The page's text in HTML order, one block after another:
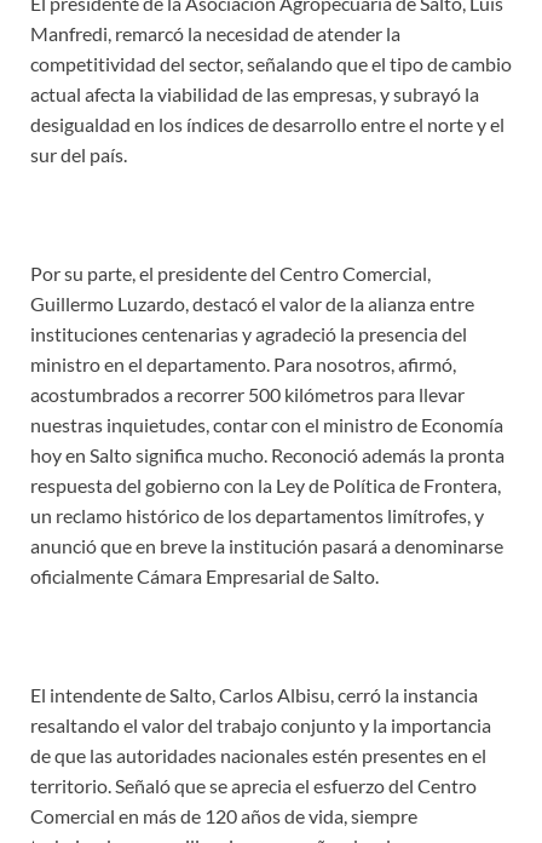
Manfredi, remarcó la necesidad de atender la
competitividad del sector, señalando que el tipo de cambio
actual afecta la viabilidad de las empresas, y subrayó la
desigualdad en los índices de desarrollo entre el norte y el
sur del país.
Por su parte, el presidente del Centro Comercial,
Guillermo Luzardo, destacó el valor de la alianza entre
instituciones centenarias y agradeció la presencia del
ministro en el departamento. Para nosotros, afirmó,
acostumbrados a recorrer 500 kilómetros para llevar
nuestras inquietudes, contar con el ministro de Economía
hoy en Salto significa mucho. Reconoció además la pronta
respuesta del gobierno con la Ley de Política de Frontera,
un reclamo histórico de los departamentos limítrofes, y
anunció que en breve la institución pasará a denominarse
oficialmente Cámara Empresarial de Salto.
El intendente de Salto, Carlos Albisu, cerró la instancia
resaltando el valor del trabajo conjunto y la importancia
de que las autoridades nacionales estén presentes en el
territorio. Señaló que se aprecia el esfuerzo del Centro
Comercial en más de 120 años de vida, siempre